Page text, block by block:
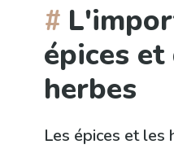
épices et
herbes
Les épices et les